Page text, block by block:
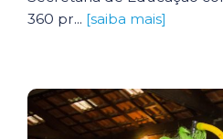
360 pr... [saiba mais]